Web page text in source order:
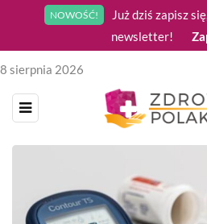
NOWOŚĆ!
Już dziś zapisz
newsletter!
8 sierpnia 2026